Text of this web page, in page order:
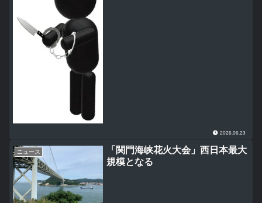
2026.06.23
ニュース
「関門海峡花火大会」西日本最大
規模となる